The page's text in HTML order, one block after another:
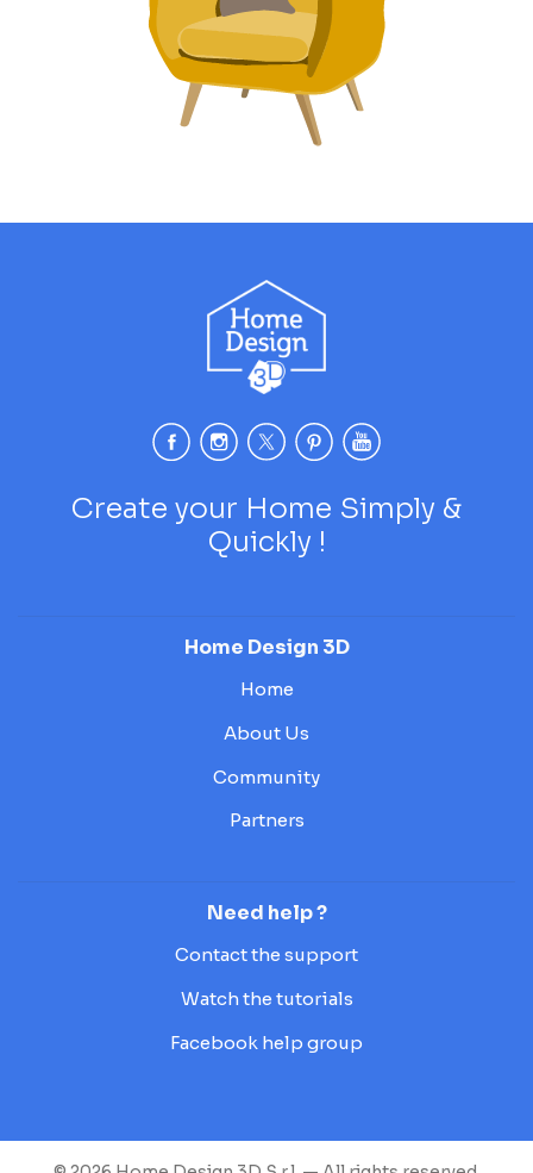
Create your Home Simply &
Quickly !
Home Design 3D
Home
About Us
Community
Partners
Need help ?
Contact the support
Watch the tutorials
Facebook help group